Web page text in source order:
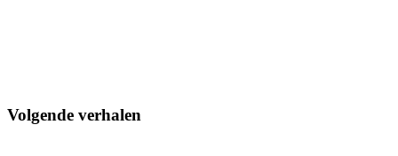
Volgende verhalen